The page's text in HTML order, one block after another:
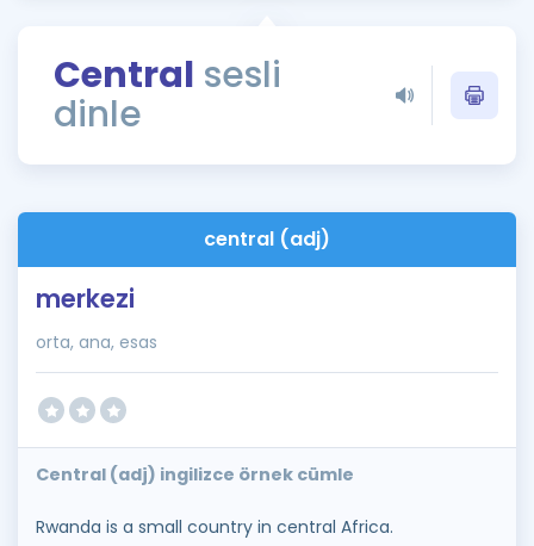
Rehberlik Aracı
ÖSYM Sınav Takvimi
İngilizce Gramer
Central sesli
dinle
central (adj)
merkezi
orta, ana, esas
Central (adj) ingilizce örnek cümle
Rwanda is a small country in central Africa.